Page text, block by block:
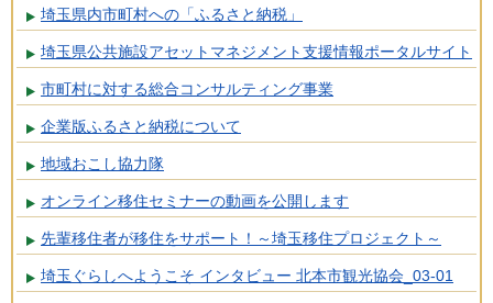
埼玉県内市町村への「ふるさと納税」
埼玉県公共施設アセットマネジメント支援情報ポータルサイト
市町村に対する総合コンサルティング事業
企業版ふるさと納税について
地域おこし協力隊
オンライン移住セミナーの動画を公開します
先輩移住者が移住をサポート！～埼玉移住プロジェクト～
埼玉ぐらしへようこそ インタビュー 北本市観光協会_03-01